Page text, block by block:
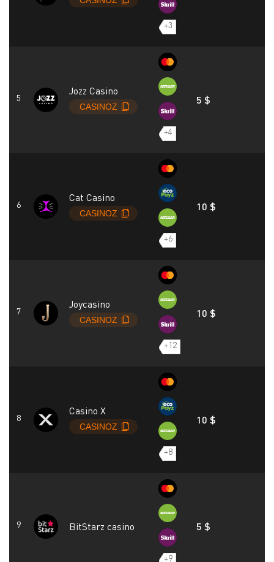
+3
Jozz Casino
+4
5 $
Cat Casino
+6
10 $
Joycasino
+12
10 $
Casino X
+8
10 $
BitStarz casino
+9
5 $